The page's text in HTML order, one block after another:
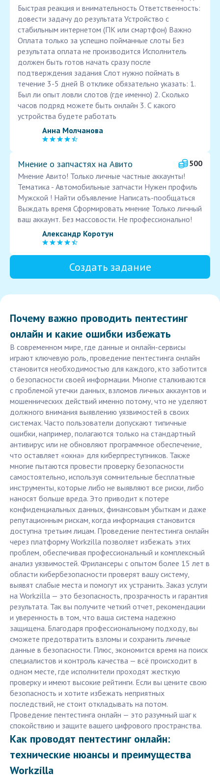
Быстрая реакция и внимательность Ответственность:
довести задачу до результата Устройство с
стабильным интернетом (ПК или смартфон) Важно
Оплата только за успешно пойманные слоты Без
результата оплата не производится Исполнитель
должен быть готов начать сразу после
подтверждения задания Слот нужно поймать в
течение 3-5 дней В отклике обязательно указать: 1.
Был ли опыт ловли слотов (где именно) 2. Сколько
часов подряд можете быть онлайн 3. С какого
устройства будете работать
Анна Молчанова
Мнение о запчастях на Авито
500
Мнение Авито! Только личные частные аккаунты!
Тематика - Автомобильные запчасти Нужен профиль
Мужской ! Найти объявление Написать-пообщаться
Выждать время Сформировать мнение Только личный
ваш аккаунт. Без массовости. Не профессионально!
Александр Коротун
Создать задание
Почему важно проводить пентестинг
онлайн и какие ошибки избежать
В современном мире, где данные и онлайн-сервисы
играют ключевую роль, проведение пентестинга онлайн
становится необходимостью для каждого, кто заботится
о безопасности своей информации. Многие сталкиваются
с проблемой утечки данных, взломов личных аккаунтов и
мошеннических действий именно потому, что не уделяют
должного внимания выявлению уязвимостей в своих
системах. Часто пользователи допускают типичные
ошибки, например, полагаются только на стандартный
антивирус или не обновляют программное обеспечение,
что оставляет «окна» для киберпреступников. Также
многие пытаются провести проверку безопасности
самостоятельно, используя сомнительные бесплатные
инструменты, которые либо не выявляют все риски, либо
наносят больше вреда. Это приводит к потере
конфиденциальных данных, финансовым убыткам и даже
репутационным рискам, когда информация становится
доступна третьим лицам. Проведение пентестинга онлайн
через платформу Workzilla позволяет избежать этих
проблем, обеспечивая профессиональный и комплексный
анализ уязвимостей. Фрилансеры с опытом более 15 лет в
области кибербезопасности проверят вашу систему,
выявят слабые места и помогут их устранить. Заказ услуги
на Workzilla — это безопасность, прозрачность и гарантия
результата. Так вы получите четкий отчет, рекомендации
и уверенность в том, что ваша система надежно
защищена. Благодаря профессиональному подходу, вы
сможете предотвратить взломы и сохранить личные
данные в безопасности. Плюс, экономится время на поиск
специалистов и контроль качества — всё происходит в
одном месте, где исполнители проходят жесткую
проверку и имеют высокие рейтинги. Если вы цените свою
безопасность и хотите избежать неприятных
последствий, не стоит откладывать на потом.
Проведение пентестинга онлайн — это разумный шаг к
спокойствию и защите вашего цифрового пространства.
Как проводят пентестинг онлайн:
технические нюансы и преимущества
Workzilla